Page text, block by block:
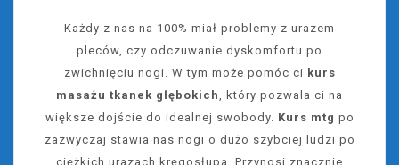
Każdy z nas na 100% miał problemy z urazem
pleców, czy odczuwanie dyskomfortu po
zwichnięciu nogi. W tym może pomóc ci kurs
masażu tkanek głębokich, który pozwala ci na
większe dojście do idealnej swobody. Kurs mtg po
zazwyczaj stawia nas nogi o dużo szybciej ludzi po
ciężkich urazach kręgosłupa. Przynosi znacznie